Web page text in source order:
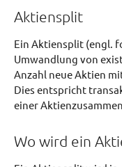
Aktiensplit
Ein Aktiensplit (engl.
Umwandlung von
Anzahl neue Aktien
Dies entspricht
einer
Wo wird ein